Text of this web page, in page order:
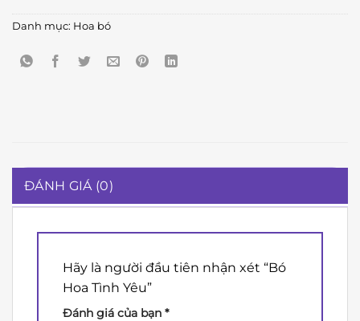
Danh mục: Hoa bó
ĐÁNH GIÁ (0)
Hãy là người đầu tiên nhận xét “Bó
Hoa Tình Yêu”
Đánh giá của bạn *